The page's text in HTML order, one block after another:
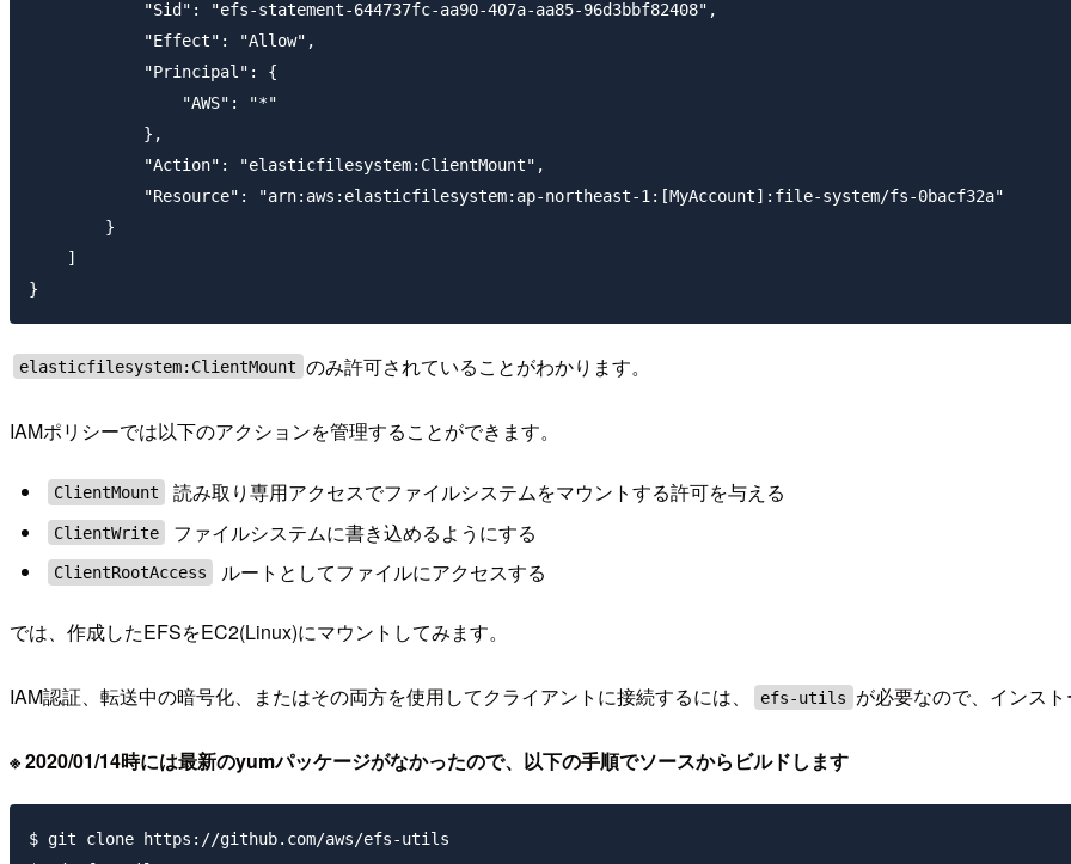
            "Sid": "efs-statement-644737fc-aa90-407a-aa85-96d3bbf82408",
            "Effect": "Allow",
            "Principal": {
                "AWS": "*"
            },
            "Action": "elasticfilesystem:ClientMount",
            "Resource": "arn:aws:elasticfilesystem:ap-northeast-1:[MyAccount]:file-system/fs-0bacf32a"
        }
    ]
elasticfilesystem:ClientMount のみ許可されていることがわかります。
IAMポリシーでは以下のアクションを管理することができます。
ClientMount 読み取り専用アクセスでファイルシステムをマウントする許可を与える
ClientWrite ファイルシステムに書き込めるようにする
ClientRootAccess ルートとしてファイルにアクセスする
では、作成したEFSをEC2(Linux)にマウントしてみます。
IAM認証、転送中の暗号化、またはその両方を使用してクライアントに接続するには、 efs-utils が必要なので、インス
※ 2020/01/14時には最新のyumパッケージがなかったので、以下の手順でソースからビルドします
$ git clone https://github.com/aws/efs-utils